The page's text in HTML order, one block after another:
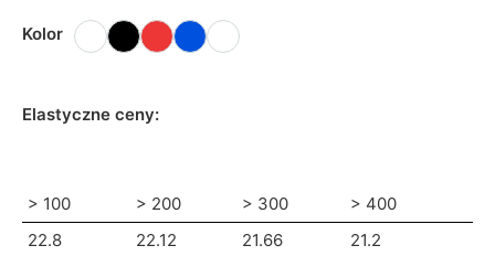
Kolor
Elastyczne ceny:
> 100 > 200 > 300
> 400
22.8
22.12 21.66 21.2